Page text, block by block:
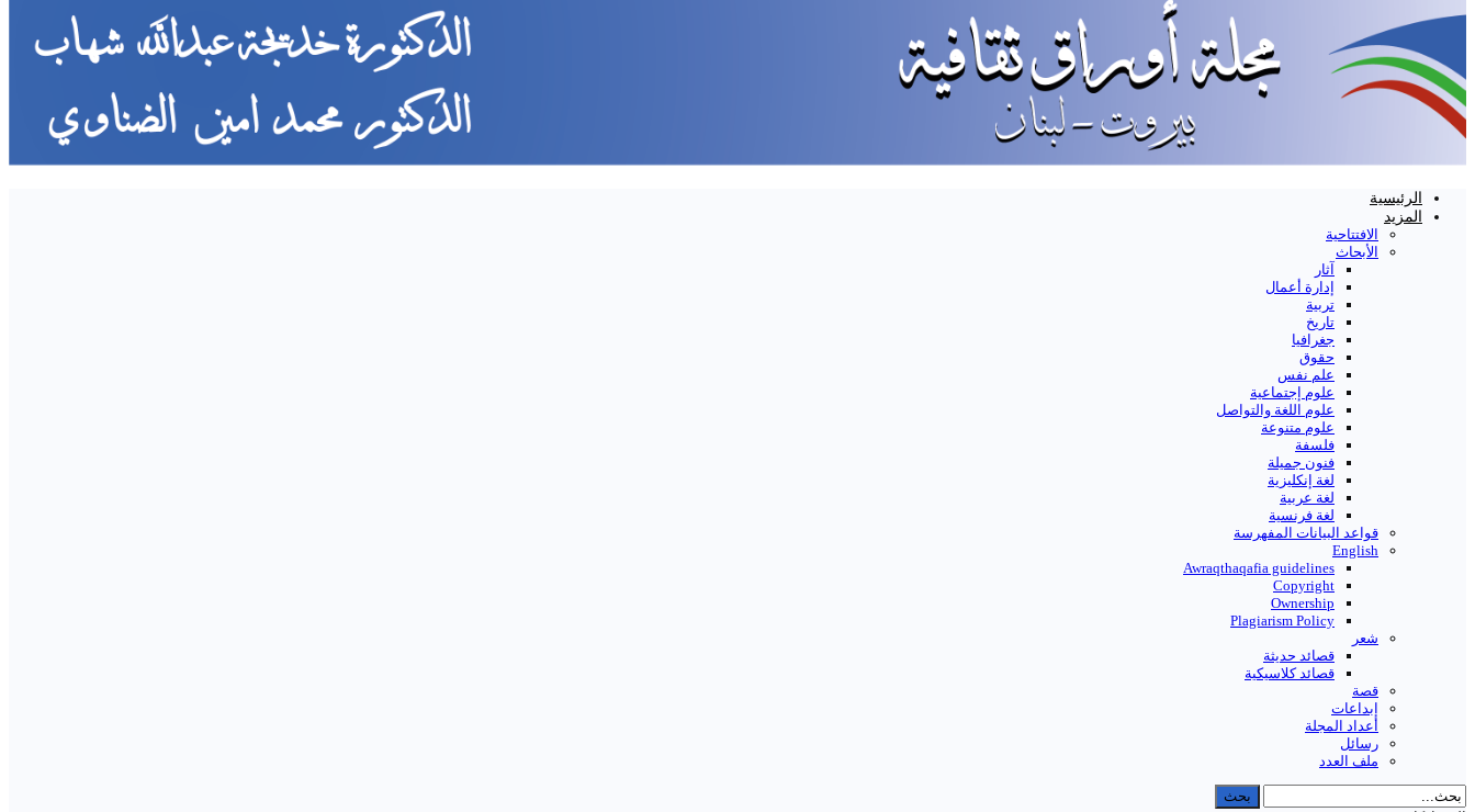
الرئيسية
المزيد
الافتتاحية
الأبحاث
آثار
إدارة أعمال
تربية
تاريخ
جغرافيا
حقوق
علم نفس
علوم إجتماعية
علوم اللغة والتواصل
علوم متنوعة
فلسفة
فنون جميلة
لغة إنكليزية
لغة عربية
لغة فرنسية
قواعد البیانات المفهرسة
English
Awraqthaqafia guidelines
Copyright
Ownership
Plagiarism Policy
شعر
قصائد حديثة
قصائد كلاسيكية
قصة
إبداعات
أعداد المجلة
رسائل
ملف العدد